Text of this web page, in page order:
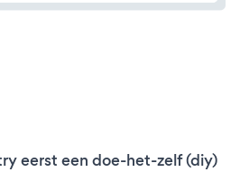
eerst een doe-het-zelf (diy)